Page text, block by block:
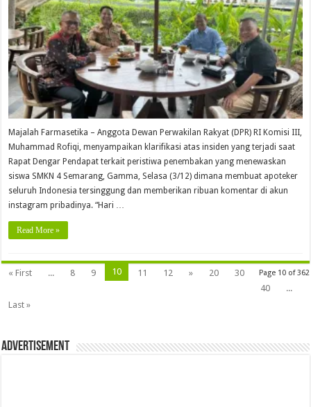
Majalah Farmasetika – Anggota Dewan Perwakilan Rakyat (DPR) RI Komisi III,
Muhammad Rofiqi, menyampaikan klarifikasi atas insiden yang terjadi saat
Rapat Dengar Pendapat terkait peristiwa penembakan yang menewaskan
siswa SMKN 4 Semarang, Gamma, Selasa (3/12) dimana membuat apoteker
seluruh Indonesia tersinggung dan memberikan ribuan komentar di akun
instagram pribadinya. “Hari …
Read More »
Page 10 of 362
« First ... 8 9 10 11 12 » 20
30
40
...
Last »
Advertisement